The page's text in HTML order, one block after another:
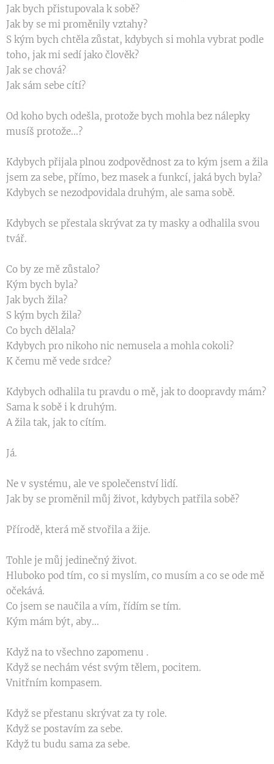
Jak bych přistupovala k sobě?
Jak by se mi proměnily vztahy?
S kým bych chtěla zůstat, kdybych si mohla vybrat podle
toho, jak mi sedí jako člověk?
Jak se chová?
Jak sám sebe cítí?
Od koho bych odešla, protože bych mohla bez nálepky
musíš protože...?
Kdybych přijala plnou zodpovědnost za to kým jsem a žila
jsem za sebe, přímo, bez masek a funkcí, jaká bych byla?
Kdybych se nezodpovidala druhým, ale sama sobě.
Kdybych se přestala skrývat za ty masky a odhalila svou
tvář.
Co by ze mě zůstalo?
Kým bych byla?
Jak bych žila?
S kým bych žila?
Co bych dělala?
Kdybych pro nikoho nic nemusela a mohla cokoli?
K čemu mě vede srdce?
Kdybych odhalila tu pravdu o mě, jak to doopravdy mám?
Sama k sobě i k druhým.
A žila tak, jak to cítím.
Já.
Ne v systému, ale ve společenství lidí.
Jak by se proměnil můj život, kdybych patřila sobě?
Přírodě, která mě stvořila a žije.
Tohle je můj jedinečný život.
Hluboko pod tím, co si myslím, co musím a co se ode mě
očekává.
Co jsem se naučila a vím, řídím se tím.
Kým mám být, aby...
Když na to všechno zapomenu .
Když se nechám vést svým tělem, pocitem.
Vnitřním kompasem.
Když se přestanu skrývat za ty role.
Když se postavím za sebe.
Když tu budu sama za sebe.